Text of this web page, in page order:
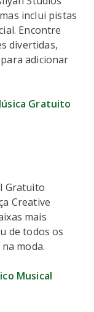
inclui pistas
Encontre
divertidas,
adicionar
Gratuito
Gratuito
Creative
mais
de todos os
moda.
Musical